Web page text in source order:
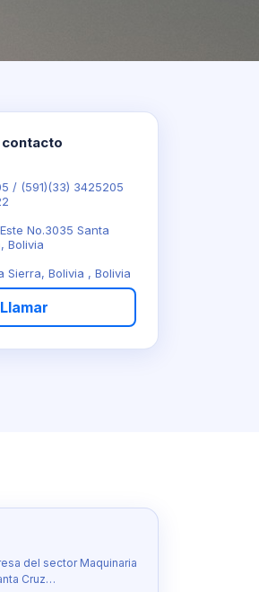
/ (591)(33) 3425205
No.3035 Santa
Bolivia
Sierra, Bolivia , Bolivia
del sector Maquinaria
Cruz…